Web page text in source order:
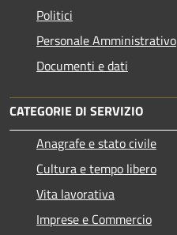
Politici
Personale Amministrativo
Documenti e dati
CATEGORIE DI SERVIZIO
Anagrafe e stato civile
Cultura e tempo libero
Vita lavorativa
Imprese e Commercio